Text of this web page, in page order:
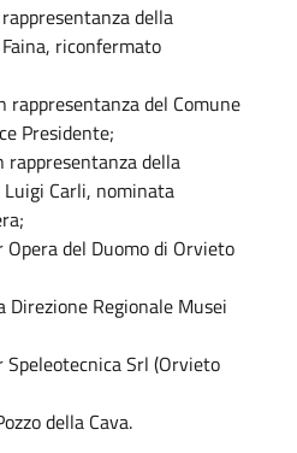
della
riconfermato
rappresentanza del Comune
Presidente;
della
Luigi Carli, nominata
del Duomo di Orvieto
Direzione Regionale Musei
Speleotecnica Srl (Orvieto
della Cava.